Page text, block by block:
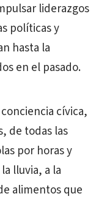
liderazgos
políticas y
hasta la
en el pasado.
cívica,
de todas las
por horas y
lluvia, a la
alimentos que